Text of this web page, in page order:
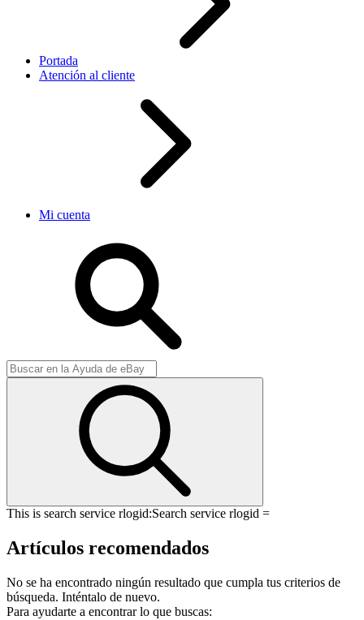
Portada
Atención al cliente
Mi cuenta
This is search service rlogid:Search service rlogid =
Artículos recomendados
No se ha encontrado ningún resultado que cumpla tus criterios de
búsqueda. Inténtalo de nuevo.
Para ayudarte a encontrar lo que buscas: